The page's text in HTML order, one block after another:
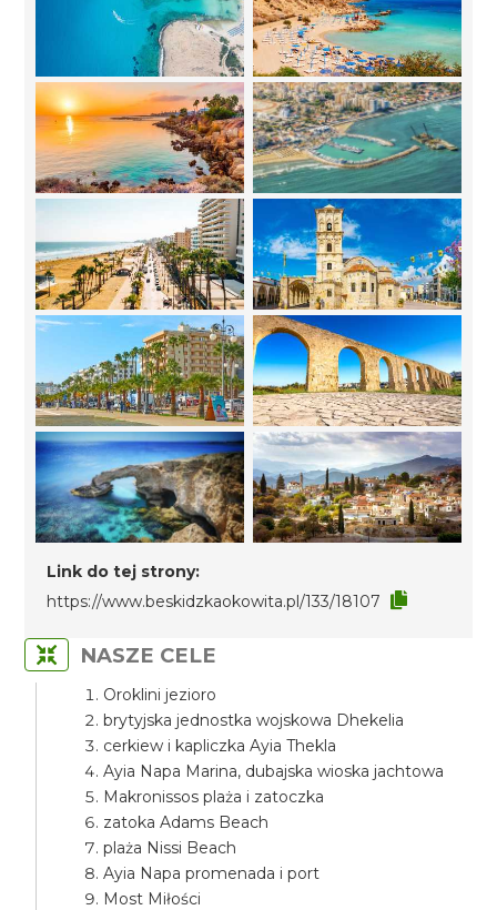
Link do tej strony:
https://www.beskidzkaokowita.pl/133/18107
NASZE CELE
Oroklini jezioro
brytyjska jednostka wojskowa Dhekelia
cerkiew i kapliczka Ayia Thekla
Ayia Napa Marina, dubajska wioska jachtowa
Makronissos plaża i zatoczka
zatoka Adams Beach
plaża Nissi Beach
Ayia Napa promenada i port
Most Miłości